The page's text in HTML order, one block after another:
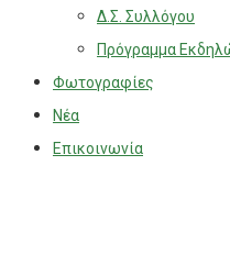
Δ.Σ. Συλλόγου
Πρόγραμμα
Φωτογραφίες
Νέα
Επικοινωνία